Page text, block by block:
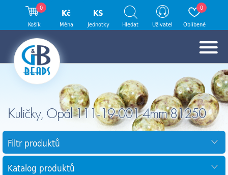
Kuličky, Opál 111-19-001 4mm 81250
Filtr produktů
Katalog produktů
0
Košík
Kč
Měna
KS
Jednotky Hledat Uživatel
0
Oblíbené